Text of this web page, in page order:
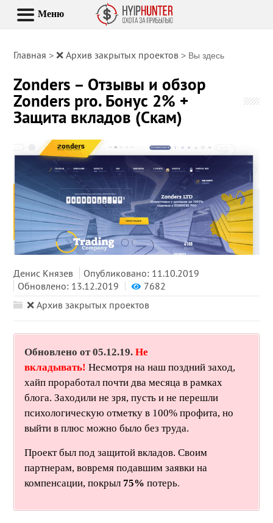
Главная >❌ Архив закрытых проектов > Вы здесь
Zonders – Отзывы и обзор
Zonders pro. Бонус 2% +
Защита вкладов (Скам)
Денис Князев
Опубликовано: 11.10.2019
Обновлено: 13.12.2019
7682
❌ Архив закрытых проектов
Обновлено от 05.12.19.Не
вкладывать! Несмотря на наш поздний заход,
хайп проработал почти два месяца в рамках
блога. Заходили не зря, пусть и не перешли
психологическую отметку в 100% профита, но
выйти в плюс можно было без труда.
Проект был под защитой вкладов. Своим
партнерам, вовремя подавшим заявки на
компенсации, покрыл 75% потерь.
Меню